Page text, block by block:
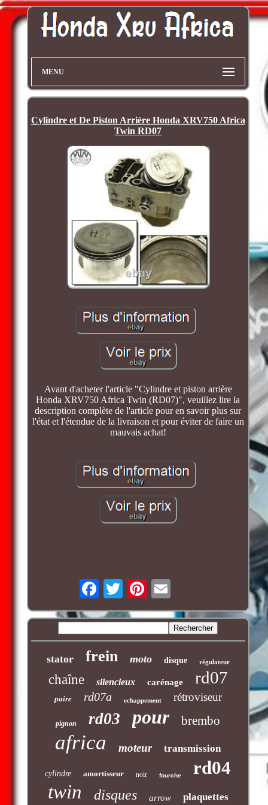
MENU
Cylindre et De Piston Arrière Honda XRV750 Africa
Twin RD07
Avant d'acheter l'article "Cylindre et piston arrière
Honda XRV750 Africa Twin (RD07)", veuillez lire la
description complète de l'article pour en savoir plus sur
l'état et l'étendue de la livraison et pour éviter de faire un
mauvais achat!
stator frein moto disque régulateur
chaîne silencieux carénage rd07
paire rd07a echappement rétroviseur
pignon rd03 pour brembo
africa moteur transmission
cylindre amortisseur noir fourche rd04
twin disques arrow plaquettes